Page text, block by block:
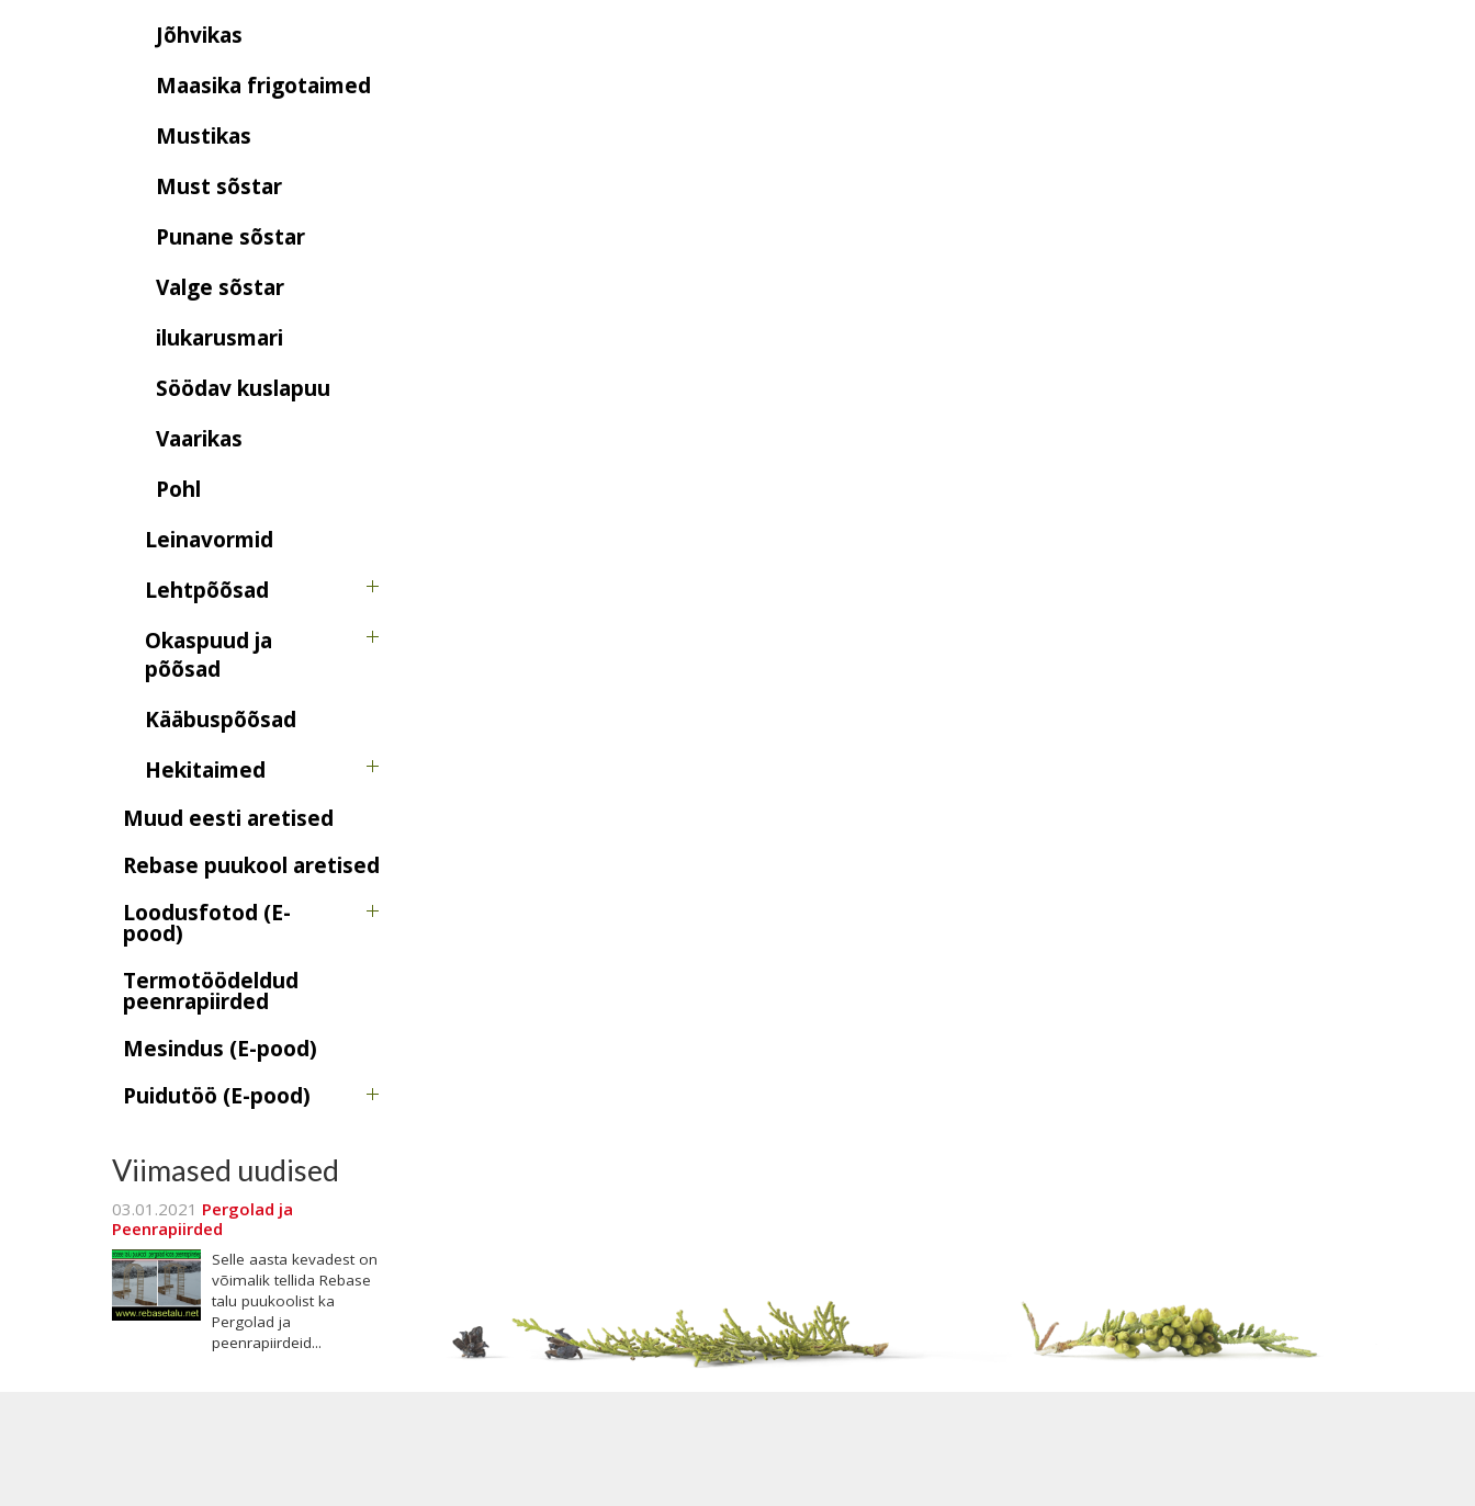
Jõhvikas
Maasika frigotaimed
Mustikas
Must sõstar
Punane sõstar
Valge sõstar
ilukarusmari
Söödav kuslapuu
Vaarikas
Pohl
Leinavormid
Lehtpõõsad
Okaspuud ja
põõsad
Kääbuspõõsad
Hekitaimed
Muud eesti aretised
Rebase puukool aretised
Loodusfotod (E-
pood)
Termotöödeldud
peenrapiirded
Mesindus (E-pood)
Puidutöö (E-pood)
Viimased uudised
03.01.2021 Pergolad ja
Peenrapiirded
Selle aasta kevadest on
võimalik tellida Rebase
talu puukoolist ka
Pergolad ja
peenrapiirdeid...